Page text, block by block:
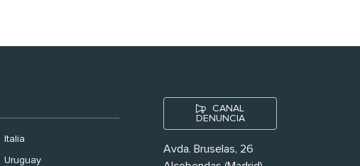
Italia
Uruguay
CANAL
DENUNCIA
Avda. Bruselas, 26